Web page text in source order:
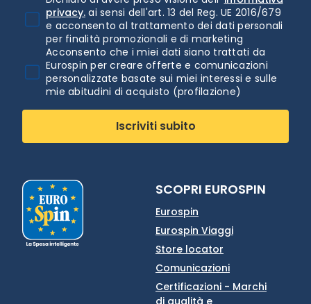
privacy. ai sensi dell'art. 13 del Reg. UE 2016/679
e acconsento al trattamento dei dati personali
per finalità promozionali e di marketing
Acconsento che i miei dati siano trattati da
Eurospin per creare offerte e comunicazioni
personalizzate basate sui miei interessi e sulle
mie abitudini di acquisto (profilazione)
Iscriviti subito
SCOPRI EUROSPIN
Eurospin
Eurospin Viaggi
Store locator
Comunicazioni
Certificazioni - Marchi
di qualità e